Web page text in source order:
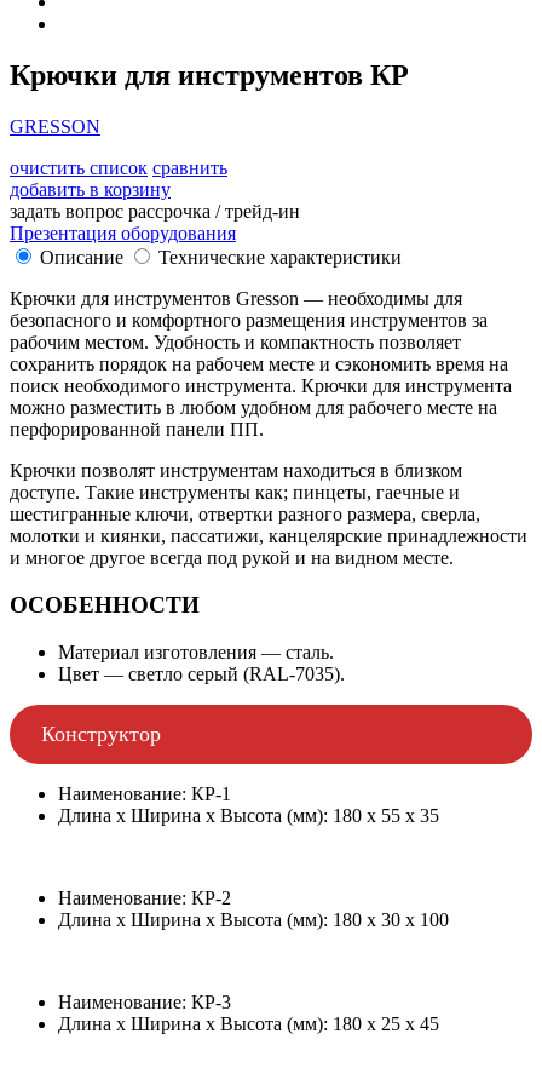
Крючки для инструментов КР
GRESSON
очистить список сравнить
добавить в корзину
задать вопрос рассрочка / трейд-ин
Презентация оборудования
Описание
Технические характеристики
Крючки для инструментов Gresson — необходимы для
безопасного и комфортного размещения инструментов за
рабочим местом. Удобность и компактность позволяет
сохранить порядок на рабочем месте и сэкономить время на
поиск необходимого инструмента. Крючки для инструмента
можно разместить в любом удобном для рабочего месте на
перфорированной панели ПП.
Крючки позволят инструментам находиться в близком
доступе. Такие инструменты как; пинцеты, гаечные и
шестигранные ключи, отвертки разного размера, сверла,
молотки и киянки, пассатижи, канцелярские принадлежности
и многое другое всегда под рукой и на видном месте.
ОСОБЕННОСТИ
Материал изготовления — сталь.
Цвет — светло серый (RAL-7035).
Конструктор
Наименование: КР-1
Длина х Ширина х Высота (мм): 180 х 55 х 35
Наименование: КР-2
Длина х Ширина х Высота (мм): 180 х 30 х 100
Наименование: КР-3
Длина х Ширина х Высота (мм): 180 х 25 х 45